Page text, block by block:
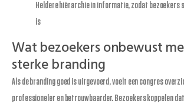
Heldere hiërarchie in informatie, zodat bezoekers
is
Wat bezoekers onbewust
sterke branding
Als de branding goed is uitgevoerd, voelt een congres
professioneler en betrouwbaarder. Bezoekers koppelen